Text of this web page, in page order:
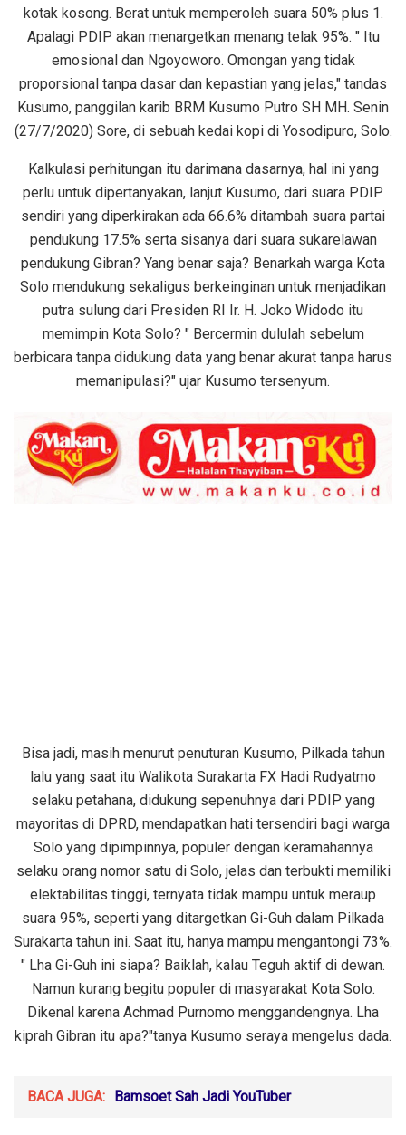
kotak kosong. Berat untuk memperoleh suara 50% plus 1.
Apalagi PDIP akan menargetkan menang telak 95%. " Itu
emosional dan Ngoyoworo. Omongan yang tidak
proporsional tanpa dasar dan kepastian yang jelas," tandas
Kusumo, panggilan karib BRM Kusumo Putro SH MH. Senin
(27/7/2020) Sore, di sebuah kedai kopi di Yosodipuro, Solo.
Kalkulasi perhitungan itu darimana dasarnya, hal ini yang
perlu untuk dipertanyakan, lanjut Kusumo, dari suara PDIP
sendiri yang diperkirakan ada 66.6% ditambah suara partai
pendukung 17.5% serta sisanya dari suara sukarelawan
pendukung Gibran? Yang benar saja? Benarkah warga Kota
Solo mendukung sekaligus berkeinginan untuk menjadikan
putra sulung dari Presiden RI Ir. H. Joko Widodo itu
memimpin Kota Solo? " Bercermin dululah sebelum
berbicara tanpa didukung data yang benar akurat tanpa harus
memanipulasi?" ujar Kusumo tersenyum.
Bisa jadi, masih menurut penuturan Kusumo, Pilkada tahun
lalu yang saat itu Walikota Surakarta FX Hadi Rudyatmo
selaku petahana, didukung sepenuhnya dari PDIP yang
mayoritas di DPRD, mendapatkan hati tersendiri bagi warga
Solo yang dipimpinnya, populer dengan keramahannya
selaku orang nomor satu di Solo, jelas dan terbukti memiliki
elektabilitas tinggi, ternyata tidak mampu untuk meraup
suara 95%, seperti yang ditargetkan Gi-Guh dalam Pilkada
Surakarta tahun ini. Saat itu, hanya mampu mengantongi 73%.
" Lha Gi-Guh ini siapa? Baiklah, kalau Teguh aktif di dewan.
Namun kurang begitu populer di masyarakat Kota Solo.
Dikenal karena Achmad Purnomo menggandengnya. Lha
kiprah Gibran itu apa?"tanya Kusumo seraya mengelus dada.
BACA JUGA: Bamsoet Sah Jadi YouTuber